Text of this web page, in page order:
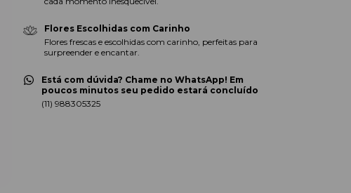
Flores Escolhidas com Carinho
Flores frescas e escolhidas com carinho, perfeitas para
surpreender e encantar.
Está com dúvida? Chame no WhatsApp! Em
poucos minutos seu pedido estará concluído
(11) 988305325